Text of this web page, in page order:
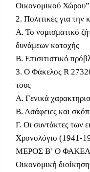
Οικονομικού
2. Πολιτικές για την
Α. Το νομισματικό
δυνάμεων κατοχής
Β. Επισιτιστικό
3. Ο Φάκελος R
τους
Α. Γενικά
Β. Ασάφειες και
Γ. Οι συντάκτες των
Χρονολόγιο (1941-
ΜΕΡΟΣ Β’ Ο
Οικονομική